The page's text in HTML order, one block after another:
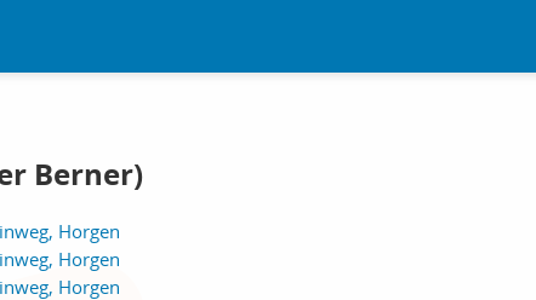
Berner)
Horgen
Horgen
Horgen